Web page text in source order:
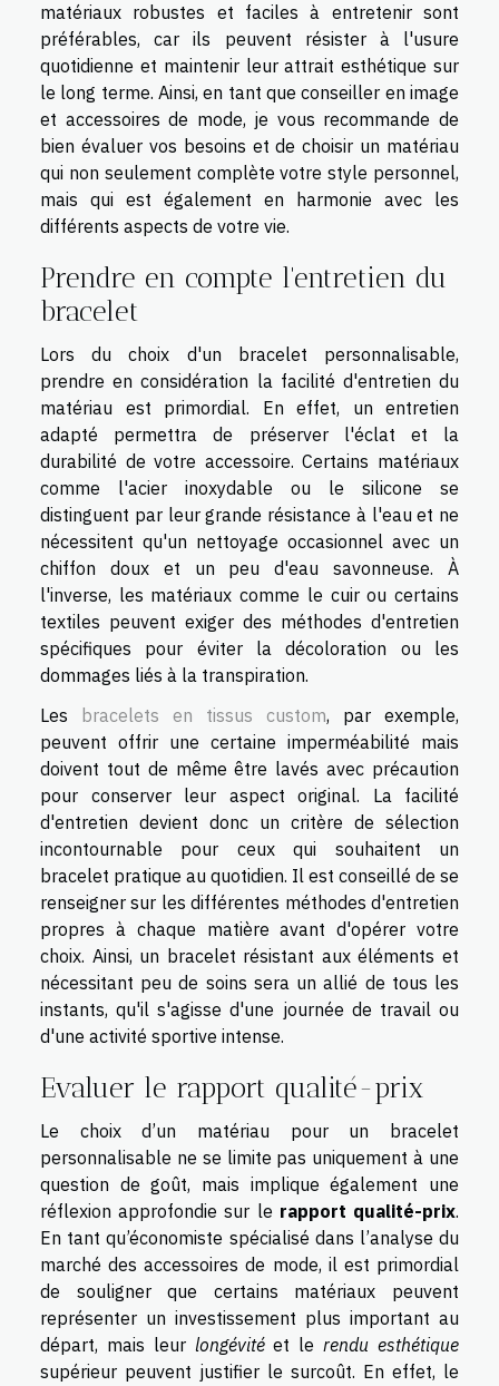
matériaux robustes et faciles à entretenir sont
préférables, car ils peuvent résister à l'usure
quotidienne et maintenir leur attrait esthétique sur
le long terme. Ainsi, en tant que conseiller en image
et accessoires de mode, je vous recommande de
bien évaluer vos besoins et de choisir un matériau
qui non seulement complète votre style personnel,
mais qui est également en harmonie avec les
différents aspects de votre vie.
Prendre en compte l'entretien du
bracelet
Lors du choix d'un bracelet personnalisable,
prendre en considération la facilité d'entretien du
matériau est primordial. En effet, un entretien
adapté permettra de préserver l'éclat et la
durabilité de votre accessoire. Certains matériaux
comme l'acier inoxydable ou le silicone se
distinguent par leur grande résistance à l'eau et ne
nécessitent qu'un nettoyage occasionnel avec un
chiffon doux et un peu d'eau savonneuse. À
l'inverse, les matériaux comme le cuir ou certains
textiles peuvent exiger des méthodes d'entretien
spécifiques pour éviter la décoloration ou les
dommages liés à la transpiration.
Les
bracelets en tissus custom, par exemple,
peuvent offrir une certaine imperméabilité mais
doivent tout de même être lavés avec précaution
pour conserver leur aspect original. La facilité
d'entretien devient donc un critère de sélection
incontournable pour ceux qui souhaitent un
bracelet pratique au quotidien. Il est conseillé de se
renseigner sur les différentes méthodes d'entretien
propres à chaque matière avant d'opérer votre
choix. Ainsi, un bracelet résistant aux éléments et
nécessitant peu de soins sera un allié de tous les
instants, qu'il s'agisse d'une journée de travail ou
d'une activité sportive intense.
Evaluer le rapport qualité-prix
Le choix d’un matériau pour un bracelet
personnalisable ne se limite pas uniquement à une
question de goût, mais implique également une
réflexion approfondie sur le rapport qualité-prix.
En tant qu’économiste spécialisé dans l’analyse du
marché des accessoires de mode, il est primordial
de souligner que certains matériaux peuvent
représenter un investissement plus important au
départ, mais leur longévitéet lerendu esthétique
supérieur peuvent justifier le surcoût. En effet, le